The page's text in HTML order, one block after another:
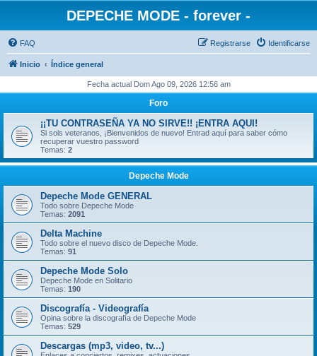
DEPECHE MODE - forever -
FAQ Identificarse
Registrarse
Inicio Índice general
Fecha actual Dom Ago 09, 2026 12:56 am
Foro
¡¡TU CONTRASEÑA YA NO SIRVE!! ¡ENTRA AQUI!
Si sois veteranos, ¡Bienvenidos de nuevo! Entrad aquí para saber cómo
recuperar vuestro password
Temas: 2
Depeche Mode
Depeche Mode GENERAL
Todo sobre Depeche Mode
Temas: 2091
Delta Machine
Todo sobre el nuevo disco de Depeche Mode.
Temas: 91
Depeche Mode Solo
Depeche Mode en Solitario
Temas: 190
Discografía - Videografía
Opina sobre la discografía de Depeche Mode
Temas: 529
Descargas (mp3, video, tv...)